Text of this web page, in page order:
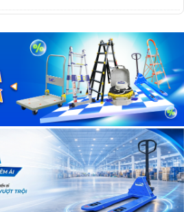
Bắc: Số 19, Đường Trung ....